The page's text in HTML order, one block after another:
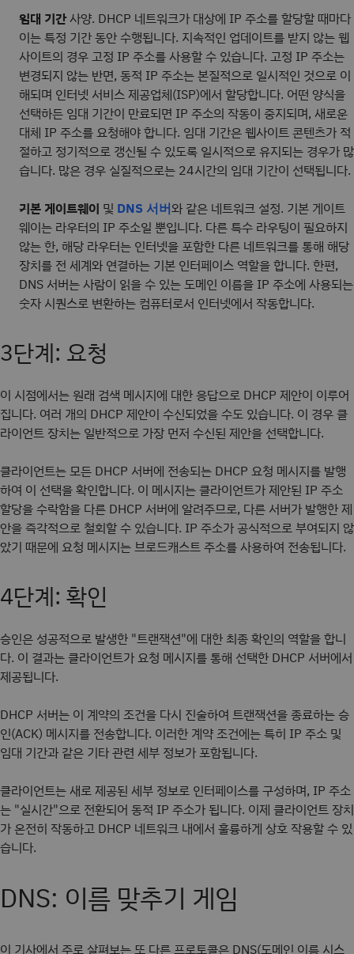
임대 기간 사양. DHCP 네트워크가 대상에 IP 주소를 할당할 때마다
이는 특정 기간 동안 수행됩니다. 지속적인 업데이트를 받지 않는 웹
사이트의 경우 고정 IP 주소를 사용할 수 있습니다. 고정 IP 주소는
변경되지 않는 반면, 동적 IP 주소는 본질적으로 일시적인 것으로 이
해되며 인터넷 서비스 제공업체(ISP)에서 할당합니다. 어떤 양식을
선택하든 임대 기간이 만료되면 IP 주소의 작동이 중지되며, 새로운
대체 IP 주소를 요청해야 합니다. 임대 기간은 웹사이트 콘텐츠가 적
절하고 정기적으로 갱신될 수 있도록 일시적으로 유지되는 경우가 많
습니다. 많은 경우 실질적으로는 24시간의 임대 기간이 선택됩니다.
기본 게이트웨이 및 DNS 서버와 같은 네트워크 설정. 기본 게이트
웨이는 라우터의 IP 주소일 뿐입니다. 다른 특수 라우팅이 필요하지
않는 한, 해당 라우터는 인터넷을 포함한 다른 네트워크를 통해 해당
장치를 전 세계와 연결하는 기본 인터페이스 역할을 합니다. 한편,
DNS 서버는 사람이 읽을 수 있는 도메인 이름을 IP 주소에 사용되는
숫자 시퀀스로 변환하는 컴퓨터로서 인터넷에서 작동합니다.
3단계: 요청
이 시점에서는 원래 검색 메시지에 대한 응답으로 DHCP 제안이 이루어
집니다. 여러 개의 DHCP 제안이 수신되었을 수도 있습니다. 이 경우 클
라이언트 장치는 일반적으로 가장 먼저 수신된 제안을 선택합니다.
클라이언트는 모든 DHCP 서버에 전송되는 DHCP 요청 메시지를 발행
하여 이 선택을 확인합니다. 이 메시지는 클라이언트가 제안된 IP 주소
할당을 수락함을 다른 DHCP 서버에 알려주므로, 다른 서버가 발행한 제
안을 즉각적으로 철회할 수 있습니다. IP 주소가 공식적으로 부여되지 않
았기 때문에 요청 메시지는 브로드캐스트 주소를 사용하여 전송됩니다.
4단계: 확인
승인은 성공적으로 발생한 "트랜잭션"에 대한 최종 확인의 역할을 합니
다. 이 결과는 클라이언트가 요청 메시지를 통해 선택한 DHCP 서버에서
제공됩니다.
DHCP 서버는 이 계약의 조건을 다시 진술하여 트랜잭션을 종료하는 승
인(ACK) 메시지를 전송합니다. 이러한 계약 조건에는 특히 IP 주소 및
임대 기간과 같은 기타 관련 세부 정보가 포함됩니다.
클라이언트는 새로 제공된 세부 정보로 인터페이스를 구성하며, IP 주소
는 "실시간"으로 전환되어 동적 IP 주소가 됩니다. 이제 클라이언트 장치
가 온전히 작동하고 DHCP 네트워크 내에서 훌륭하게 상호 작용할 수 있
습니다.
DNS: 이름 맞추기 게임
이 기사에서 주로 살펴보는 또 다른 프로토콜은 DNS(도메인 이름 시스